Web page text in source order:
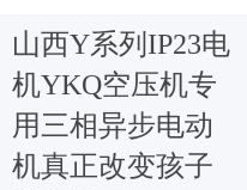
山西Y系列IP23电
机YKQ空压机专
用三相异步电动
机真正改变孩子